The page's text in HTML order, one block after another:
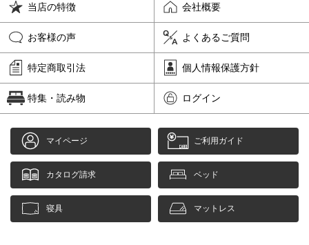
当店の特徴 会社概要
お客様の声 よくあるご質問
特定商取引法 個人情報保護方針
特集・読み物 ログイン
マイページ ご利用ガイド
カタログ請求 ベッド
寝具 マットレス